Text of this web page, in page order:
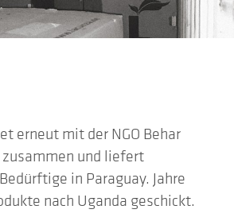
erneut mit der NGO Behar
zusammen und liefert
in Paraguay. Jahre
nach Uganda geschickt.